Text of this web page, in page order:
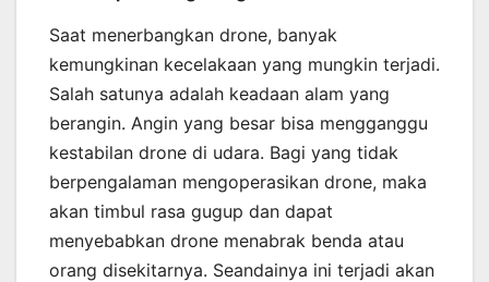
Saat menerbangkan drone, banyak
kemungkinan kecelakaan yang mungkin terjadi.
Salah satunya adalah keadaan alam yang
berangin. Angin yang besar bisa mengganggu
kestabilan drone di udara. Bagi yang tidak
berpengalaman mengoperasikan drone, maka
akan timbul rasa gugup dan dapat
menyebabkan drone menabrak benda atau
orang disekitarnya. Seandainya ini terjadi akan